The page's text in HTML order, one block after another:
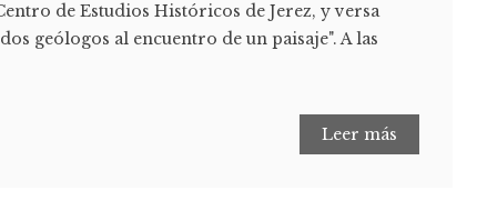
de Estudios Históricos de Jerez, y versa
geólogos al encuentro de un paisaje". A las
Leer más